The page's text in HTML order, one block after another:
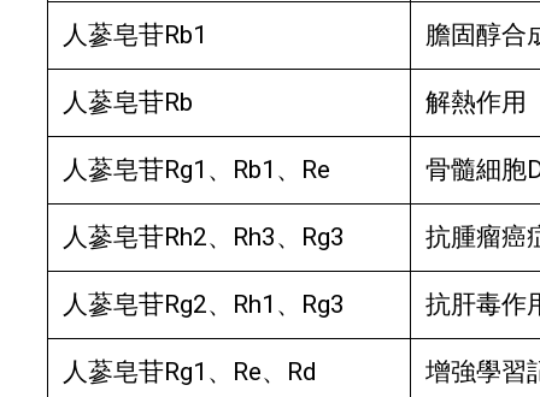
人蔘皂苷Rb1 膽固醇合
人蔘皂苷Rb 解熱作用
人蔘皂苷Rg1、Rb1、Re 骨髓細胞
人蔘皂苷Rh2、Rh3、Rg3 抗腫瘤癌
人蔘皂苷Rg2、Rh1、Rg3 抗肝毒作
人蔘皂苷Rg1、Re、Rd 增強學習